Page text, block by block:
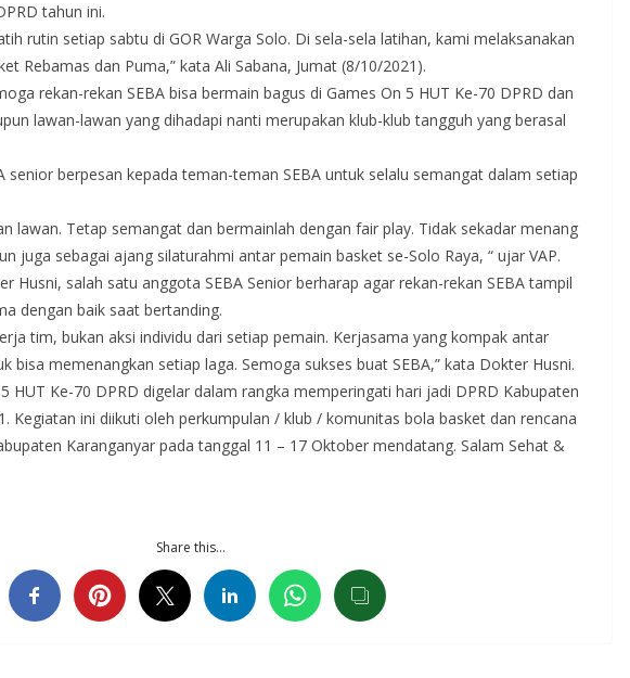
tahun ini.
rutin setiap sabtu di GOR Warga Solo. Di sela-sela latihan, kami melaksanakan
Rebamas dan Puma,” kata Ali Sabana, Jumat (8/10/2021).
rekan-rekan SEBA bisa bermain bagus di Games On 5 HUT Ke-70 DPRD dan
lawan-lawan yang dihadapi nanti merupakan klub-klub tangguh yang berasal
senior berpesan kepada teman-teman SEBA untuk selalu semangat dalam setiap
lawan. Tetap semangat dan bermainlah dengan fair play. Tidak sekadar menang
juga sebagai ajang silaturahmi antar pemain basket se-Solo Raya, “ ujar VAP.
Husni, salah satu anggota SEBA Senior berharap agar rekan-rekan SEBA tampil
dengan baik saat bertanding.
tim, bukan aksi individu dari setiap pemain. Kerjasama yang kompak antar
bisa memenangkan setiap laga. Semoga sukses buat SEBA,” kata Dokter Husni.
HUT Ke-70 DPRD digelar dalam rangka memperingati hari jadi DPRD Kabupaten
Kegiatan ini diikuti oleh perkumpulan / klub / komunitas bola basket dan rencana
Karanganyar pada tanggal 11 – 17 Oktober mendatang. Salam Sehat &
Share this…